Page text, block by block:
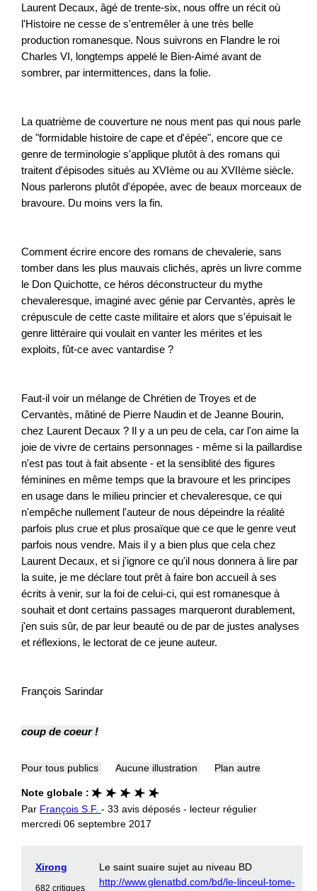
Laurent Decaux, âgé de trente-six, nous offre un récit où
l'Histoire ne cesse de s'entremêler à une très belle
production romanesque. Nous suivrons en Flandre le roi
Charles VI, longtemps appelé le Bien-Aimé avant de
sombrer, par intermittences, dans la folie.
La quatrième de couverture ne nous ment pas qui nous parle
de "formidable histoire de cape et d'épée", encore que ce
genre de terminologie s'applique plutôt à des romans qui
traitent d'épisodes situés au XVIème ou au XVIIème siècle.
Nous parlerons plutôt d'épopée, avec de beaux morceaux de
bravoure. Du moins vers la fin.
Comment écrire encore des romans de chevalerie, sans
tomber dans les plus mauvais clichés, après un livre comme
le Don Quichotte, ce héros déconstructeur du mythe
chevaleresque, imaginé avec génie par Cervantès, après le
crépuscule de cette caste militaire et alors que s'épuisait le
genre littéraire qui voulait en vanter les mérites et les
exploits, fût-ce avec vantardise ?
Faut-il voir un mélange de Chrétien de Troyes et de
Cervantès, mâtiné de Pierre Naudin et de Jeanne Bourin,
chez Laurent Decaux ? Il y a un peu de cela, car l'on aime la
joie de vivre de certains personnages - même si la paillardise
n'est pas tout à fait absente - et la sensiblité des figures
féminines en même temps que la bravoure et les principes
en usage dans le milieu princier et chevaleresque, ce qui
n'empêche nullement l'auteur de nous dépeindre la réalité
parfois plus crue et plus prosaïque que ce que le genre veut
parfois nous vendre. Mais il y a bien plus que cela chez
Laurent Decaux, et si j'ignore ce qu'il nous donnera à lire par
la suite, je me déclare tout prêt à faire bon accueil à ses
écrits à venir, sur la foi de celui-ci, qui est romanesque à
souhait et dont certains passages marqueront durablement,
j'en suis sûr, de par leur beauté ou de par de justes analyses
et réflexions, le lectorat de ce jeune auteur.
François Sarindar
coup de coeur !
Pour tous publics Aucune illustration Plan autre
Note globale :
Par François S.F. - 33 avis déposés - lecteur régulier
mercredi 06 septembre 2017
Xirong
682 critiques
Le saint suaire sujet au niveau BD
http://www.glenatbd.com/bd/le-linceul-tome-